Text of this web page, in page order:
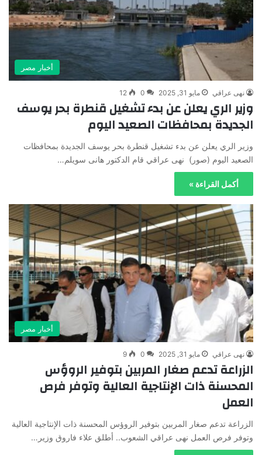
أخبار مصر
نهى عراقي مايو 31, 2025 0
12
وزير الري يعلن عن بدء تشغيل قنطرة بحر يوسف
الجديدة بمحافظات الصعيد اليوم
وزير الري يعلن عن بدء تشغيل قنطرة بحر يوسف الجديدة بمحافظات
الصعيد اليوم (صور) نهى عراقي قام الدكتور هانى سويلم…
أكمل القراءة »
أخبار مصر
نهى عراقي مايو 31, 2025 0
9
الزراعة تدعم صغار المربين بتوفير الروؤس
المحسنة ذات الإنتاجية العالية وتوفر فرص
العمل
الزراعة تدعم صغار المربين بتوفير الروؤس المحسنة ذات الإنتاجية العالية
وتوفر فرص العمل نهى عراقي الشعوب.. أطلق علاء فاروق وزير…